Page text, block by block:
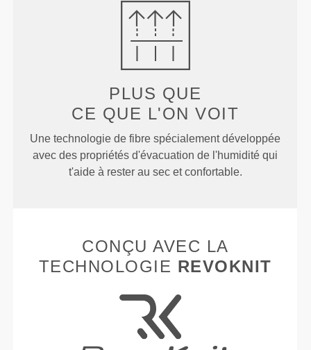
PLUS QUE
CE QUE L'ON VOIT
Une technologie de fibre spécialement développée
avec des propriétés d'évacuation de l'humidité qui
t'aide à rester au sec et confortable.
CONÇU AVEC LA
TECHNOLOGIE REVOKNIT